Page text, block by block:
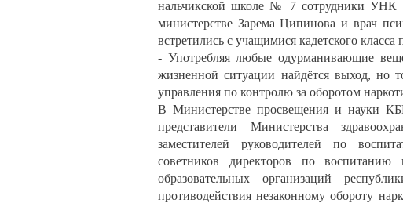
нальчикской школе № 7 сотрудники УНК
министерстве Зарема Ципинова и врач
встретились с учащимися кадетского класса
- Употребляя любые одурманивающие
жизненной ситуации найдётся выход, но
управления по контролю за оборотом
В Министерстве просвещения и
представители Министерства
заместителей руководителей по
советников директоров по
образовательных организаций
противодействия незаконному обороту